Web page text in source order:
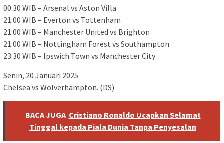
00:30 WIB – Arsenal vs Aston Villa
21:00 WIB – Everton vs Tottenham
21:00 WIB – Manchester United vs Brighton
21:00 WIB – Nottingham Forest vs Southampton
23:30 WIB – Ipswich Town vs Manchester City
Senin, 20 Januari 2025
Chelsea vs Wolverhampton. (DS)
BACA JUGA Cristiano Ronaldo Ucapkan Selamat
Tinggal kepada Piala Dunia Tanpa Penyesalan